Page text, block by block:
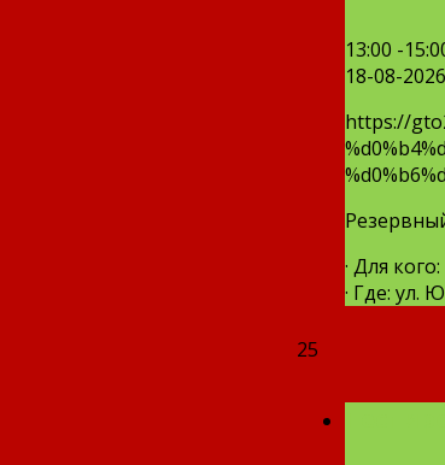
13:00 -
18-08-2026
https://
· Для
· Где: ул.
25